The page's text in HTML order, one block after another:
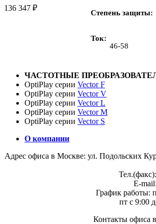
136 347 ₽
Степень защиты
Ток
46-58
ЧАСТОТНЫЕ
OptiPlay серии Vector F
OptiPlay серии Vector V
OptiPlay серии Vector L
OptiPlay серии Vector M
OptiPlay серии Vector S
О компании
Адрес офиса в Москве: ул. Подольских
E-mail:
График работы:
пт с 9:00
Контакты офиса